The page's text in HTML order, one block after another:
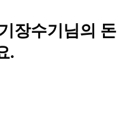
장수기님의 돈
.